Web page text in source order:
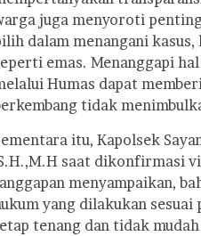
juga menyoroti
dalam menangani kasus,
emas. Menanggapi
Humas dapat
tidak
itu, Kapolsek
saat dikonfirmasi
menyampaikan,
yang dilakukan
tenang dan tidak